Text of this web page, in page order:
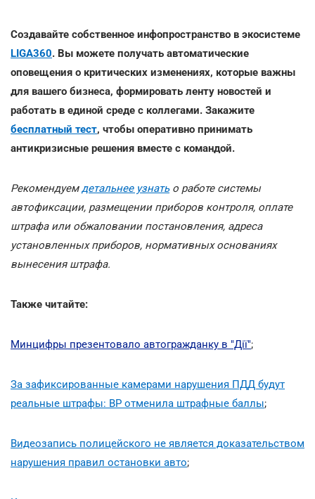
Создавайте собственное инфопространство в экосистеме
LIGA360. Вы можете получать автоматические
оповещения о критических изменениях, которые важны
для вашего бизнеса, формировать ленту новостей и
работать в единой среде с коллегами. Закажите
бесплатный тест, чтобы оперативно принимать
антикризисные решения вместе с командой.
Рекомендуемдетальнее узнатьо работе системы
автофиксации, размещении приборов контроля, оплате
штрафа или обжаловании постановления, адреса
установленных приборов, нормативных основаниях
вынесения штрафа.
Также читайте:
Минцифры презентовало автогражданку в "Дії";
За зафиксированные камерами нарушения ПДД будут
реальные штрафы: ВР отменила штрафные баллы;
Видеозапись полицейского не является доказательством
нарушения правил остановки авто;